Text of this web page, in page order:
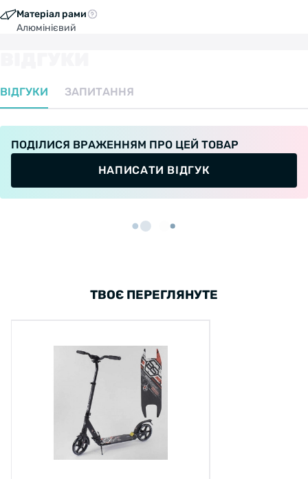
Матеріал рами
Алюмінієвий
ВІДГУКИ ЗАПИТАННЯ
ПОДІЛИСЯ ВРАЖЕННЯМ ПРО ЦЕЙ ТОВАР
НАПИСАТИ ВІДГУК
ТВОЄ ПЕРЕГЛЯНУТЕ